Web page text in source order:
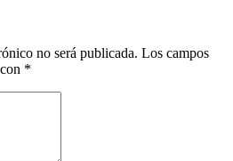
no será publicada. Los campos
*